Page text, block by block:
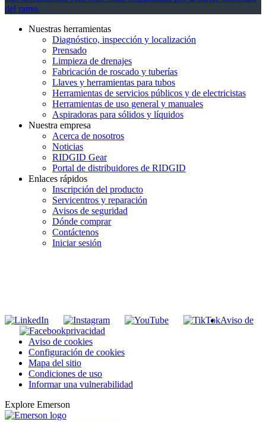
del ramo.
Nuestras herramientas
Diagnóstico, inspección y localización
Prensado
Limpieza de drenajes
Fabricación de roscado y tuberías
Llaves y herramientas para tubos
Herramientas de servicios públicos y de electricistas
Herramientas de uso general y manuales
Aspiradoras para sólidos y líquidos
Nuestra empresa
Acerca de nosotros
Noticias
RIDGID Gear
Portal de distribuidores de RIDGID
Enlaces rápidos
Inscripción del producto
Servicentros y reparación
Avisos de seguridad
Dónde comprar
Contáctenos
Iniciar sesión
Aviso de
privacidad
Aviso de cookies
Configuración de cookies
Mapa del sitio
Condiciones de uso
Informar una vulnerabilidad
Explore Emerson